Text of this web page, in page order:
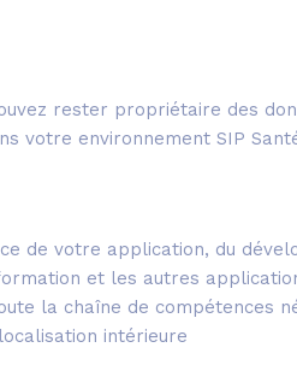
rester propriétaire des
votre environnement SIP
de votre application, du
et les autres
la chaîne de compétences
intérieure